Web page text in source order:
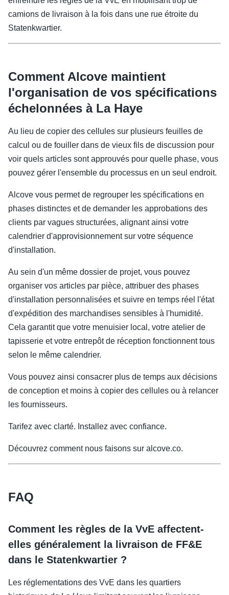
camions de livraison à la fois dans une rue étroite du
Statenkwartier.
Comment Alcove maintient
l'organisation de vos spécifications
échelonnées à La Haye
Au lieu de copier des cellules sur plusieurs feuilles de
calcul ou de fouiller dans de vieux fils de discussion pour
voir quels articles sont approuvés pour quelle phase, vous
pouvez gérer l'ensemble du processus en un seul endroit.
Alcove vous permet de regrouper les spécifications en
phases distinctes et de demander les approbations des
clients par vagues structurées, alignant ainsi votre
calendrier d'approvisionnement sur votre séquence
d'installation.
Au sein d'un même dossier de projet, vous pouvez
organiser vos articles par pièce, attribuer des phases
d'installation personnalisées et suivre en temps réel l'état
d'expédition des marchandises sensibles à l'humidité.
Cela garantit que votre menuisier local, votre atelier de
tapisserie et votre entrepôt de réception fonctionnent tous
selon le même calendrier.
Vous pouvez ainsi consacrer plus de temps aux décisions
de conception et moins à copier des cellules ou à relancer
les fournisseurs.
Tarifez avec clarté. Installez avec confiance.
Découvrez comment nous faisons sur alcove.co.
FAQ
Comment les règles de la VvE affectent-
elles généralement la livraison de FF&E
dans le Statenkwartier ?
Les réglementations des VvE dans les quartiers